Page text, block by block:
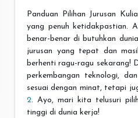
Panduan Pilihan Jurusan
yang penuh ketidakpastian.
benar-benar di butuhkan
jurusan yang tepat dan
berhenti ragu-ragu sekarang!
perkembangan teknologi,
sesuai dengan minat, tetapi
2. Ayo, mari kita telusuri
tinggi di dunia kerja!